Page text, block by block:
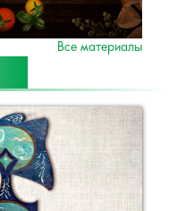
Все материалы